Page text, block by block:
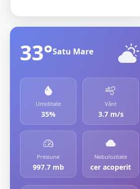
33°Satu Mare
Umiditate
35%
Vânt
3.7 m/s
Presiune
997.7 mb
Nebulozitate
cer acoperit